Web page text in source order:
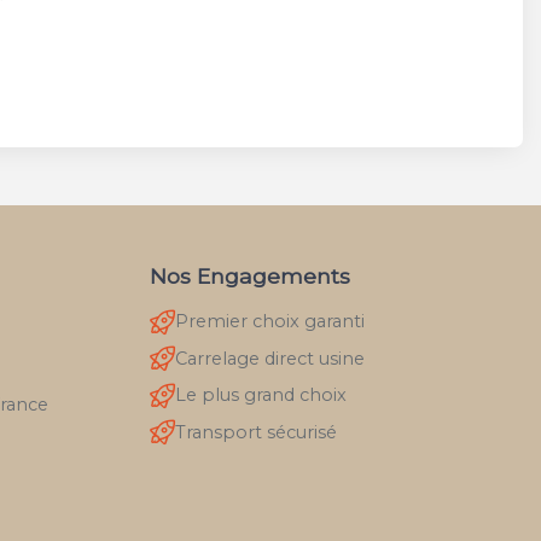
Nos Engagements
Premier choix garanti
Carrelage direct usine
Le plus grand choix
Transport sécurisé